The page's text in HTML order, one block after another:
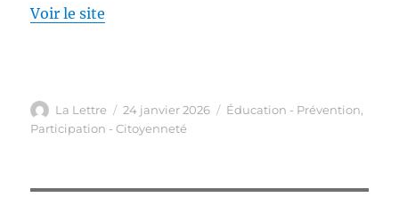
Voir le site
Auteur
La Lettre
Publié
le
24 janvier 2026 Catégories
Éducation - Prévention
Participation - Citoyenneté